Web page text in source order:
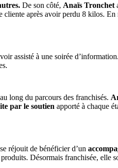
De son côté, Anaïs Tronchet
cliente après avoir perdu 8 kilos.
assisté à une soirée
long du parcours des franchisés.
par le soutien apporté à chaque
réjouit de bénéficier d’un
Désormais franchisée, elle